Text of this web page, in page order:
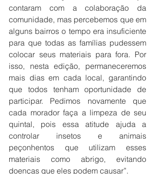
contaram com a colaboração da
comunidade, mas percebemos que em
alguns bairros o tempo era insuficiente
para que todas as famílias pudessem
colocar seus materiais para fora. Por
isso, nesta edição, permaneceremos
mais dias em cada local, garantindo
que todos tenham oportunidade de
participar. Pedimos novamente que
cada morador faça a limpeza de seu
quintal, pois essa atitude ajuda a
controlar insetos e animais
peçonhentos que utilizam esses
materiais como abrigo, evitando
doenças que eles podem causar”.